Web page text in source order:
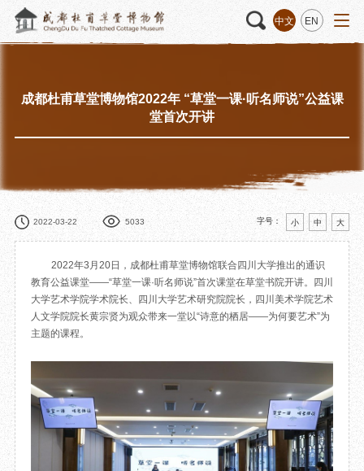
中文 EN
请
“人日游草堂”系列文化活动
数字资源
捐赠名录
文创精品
草堂艺术中心
文创咨询
大廨
诗史堂
柴门
工部祠
少陵草堂碑亭
茅屋景区
成都杜甫草堂博物馆2022年 “草堂一课·听名师说”公益课
堂首次开讲
2022-03-22 5033 字号： 小 中 大
2022年3月20日，成都杜甫草堂博物馆联合四川大学推出的通识
教育公益课堂——“草堂一课·听名师说”首次课堂在草堂书院开讲。四川
大学艺术学院学术院长、四川大学艺术研究院院长，四川美术学院艺术
人文学院院长黄宗贤为观众带来一堂以“诗意的栖居——为何要艺术”为
主题的课程。